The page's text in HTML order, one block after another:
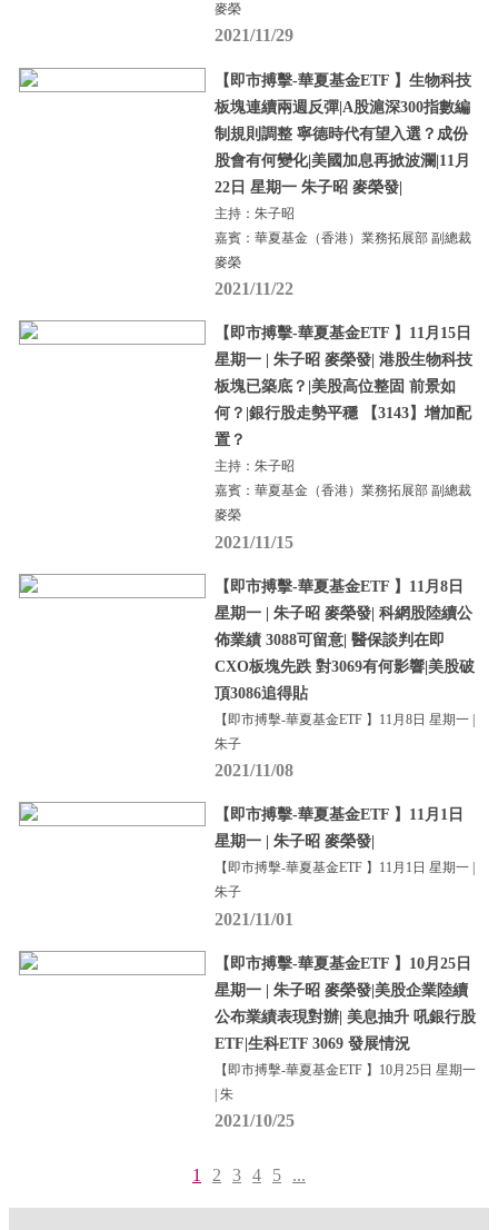
麥榮
2021/11/29
【即市搏擊-華夏基金ETF 】生物科技
板塊連續兩週反彈|A股滬深300指數編
制規則調整 寧德時代有望入選？成份
股會有何變化|美國加息再掀波瀾|11月
22日 星期一 朱子昭 麥榮發|
主持：朱子昭
嘉賓：華夏基金（香港）業務拓展部 副總裁
麥榮
2021/11/22
【即市搏擊-華夏基金ETF 】11月15日
星期一 | 朱子昭 麥榮發| 港股生物科技
板塊已築底？|美股高位整固 前景如
何？|銀行股走勢平穩 【3143】增加配
置？
主持：朱子昭
嘉賓：華夏基金（香港）業務拓展部 副總裁
麥榮
2021/11/15
【即市搏擊-華夏基金ETF 】11月8日
星期一 | 朱子昭 麥榮發| 科網股陸續公
佈業績 3088可留意| 醫保談判在即
CXO板塊先跌 對3069有何影響|美股破
頂3086追得貼
【即市搏擊-華夏基金ETF 】11月8日 星期一 |
朱子
2021/11/08
【即市搏擊-華夏基金ETF 】11月1日
星期一 | 朱子昭 麥榮發|
【即市搏擊-華夏基金ETF 】11月1日 星期一 |
朱子
2021/11/01
【即市搏擊-華夏基金ETF 】10月25日
星期一 | 朱子昭 麥榮發|美股企業陸續
公布業績表現對辦| 美息抽升 吼銀行股
ETF|生科ETF 3069 發展情況
【即市搏擊-華夏基金ETF 】10月25日 星期一
| 朱
2021/10/25
1 2 3 4 5 ...